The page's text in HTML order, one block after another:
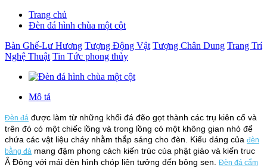
Trang chủ
Đèn đá hình chùa một cột
Bàn Ghế-Lư Hương Tượng Động Vật Tượng Chân Dung Trang Trí
Nghệ Thuật Tin Tức phong thủy
Mô tả
Đèn đá được làm từ những khối đá đẽo gọt thành các trụ kiên cố và
trên đó có một chiếc lồng và trong lồng có một không gian nhỏ để
chứa các vật liệu cháy nhằm thắp sáng cho đèn. Kiểu dáng của đèn
bằng đá mang đậm phong cách kiến trúc của phật giáo và kiến truc
Ắ Đông với mái đèn hình chóp liên tưởng đến bông sen. Đèn đá cẩm